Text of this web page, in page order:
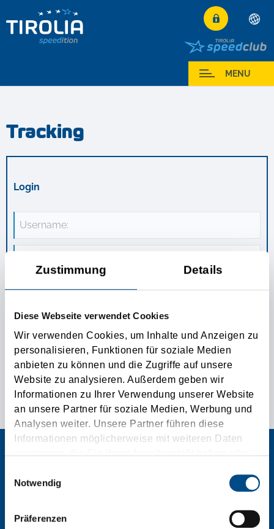
Zustimmung Details
Diese Webseite verwendet Cookies
Wir verwenden Cookies, um Inhalte und Anzeigen zu
personalisieren, Funktionen für soziale Medien
anbieten zu können und die Zugriffe auf unsere
Website zu analysieren. Außerdem geben wir
Informationen zu Ihrer Verwendung unserer Website
an unsere Partner für soziale Medien, Werbung und
Analysen weiter. Unsere Partner führen diese
Informationen möglicherweise mit weiteren Daten
zusammen, die Sie ihnen bereitgestellt haben oder
gesammelt haben.
Notwendig
Präferenzen
Deutsch
English
Français
MENU
Tracking
Login
Username:
Stay logged in:
Passwort vergessen
Tirolia Spedition Ges.m.b.H.
T:
0043/5373/400